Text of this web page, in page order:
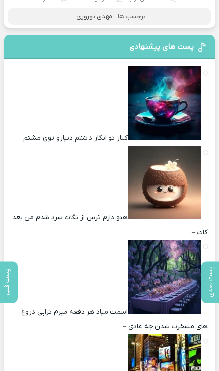
پست بعدی پست قبلی
برچسب ها : مهدی نوروزی
پست های پیشنهادی
کنار تو انگار داشتم دنیارو توی مشتم –
هنو دارم ترس از نگات سرد شدم من بعد
کات –
اسمت میاد هر دفعه میرم تراپی دروغ‌
های مسخرت شدن چه عادی –